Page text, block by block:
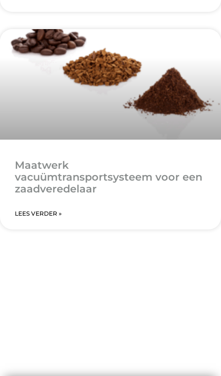
Maatwerk
vacuümtransportsysteem voor een
zaadveredelaar
LEES VERDER »